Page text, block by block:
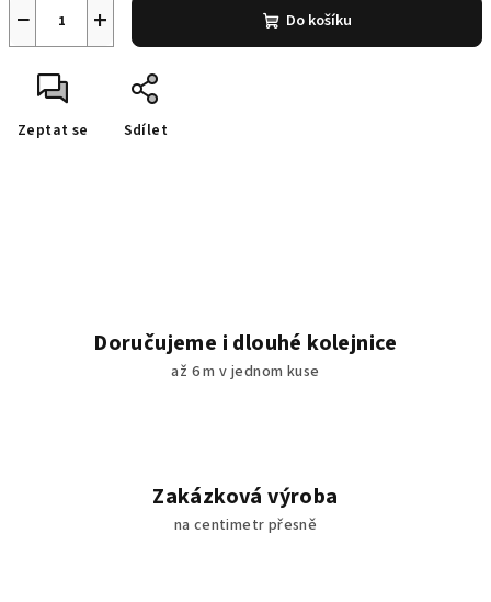
+
− Do košíku
Zeptat se Sdílet
Doručujeme i dlouhé kolejnice
až 6 m v jednom kuse
Zakázková výroba
na centimetr přesně